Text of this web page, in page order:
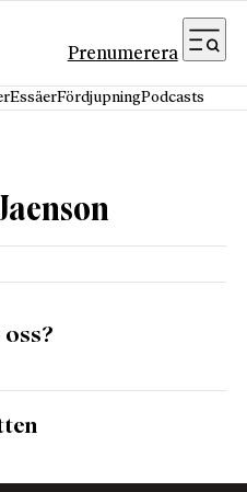
Prenumerera
EssäerFördjupningPodcasts